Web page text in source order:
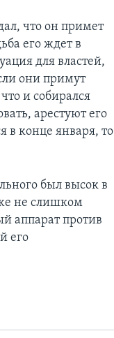
что он примет
его ждет в
для властей,
они примут
и собирался
арестуют его
в конце января, то
был высок в
не слишком
аппарат против
его